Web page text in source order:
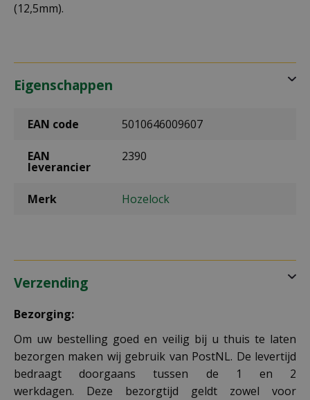
(12,5mm).
Eigenschappen
EAN code 5010646009607
EAN
leverancier
2390
Merk Hozelock
Verzending
Bezorging:
Om uw bestelling goed en veilig bij u thuis te laten
bezorgen maken wij gebruik van PostNL. De levertijd
bedraagt doorgaans tussen de 1 en 2
werkdagen. Deze bezorgtijd geldt zowel voor